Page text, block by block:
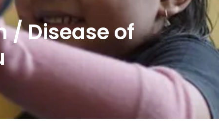
/ Disease of